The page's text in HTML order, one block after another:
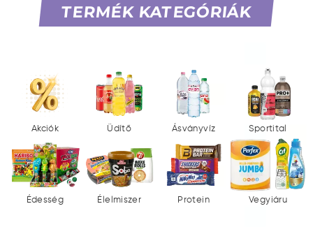
TERMÉK KATEGÓRIÁK
Akciók Üdítő Ásványvíz Sportital
Édesség Élelmiszer Protein Vegyiáru